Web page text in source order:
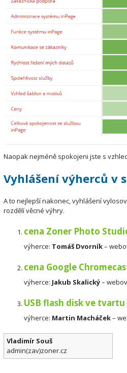
Naopak nejméně spokojeni jste s
Vyhlášení výherců v
A to nejlepší nakonec, vyhlášení
rozdělí věcné výhry.
cena Zoner Photo
výherce: Tomáš Dvorník–
cena Google
výherce: Jakub Skalický–
USB flash disk ve
výherce: Martin Macháček–
Vladimír Souš
admin(zav)zoner.cz